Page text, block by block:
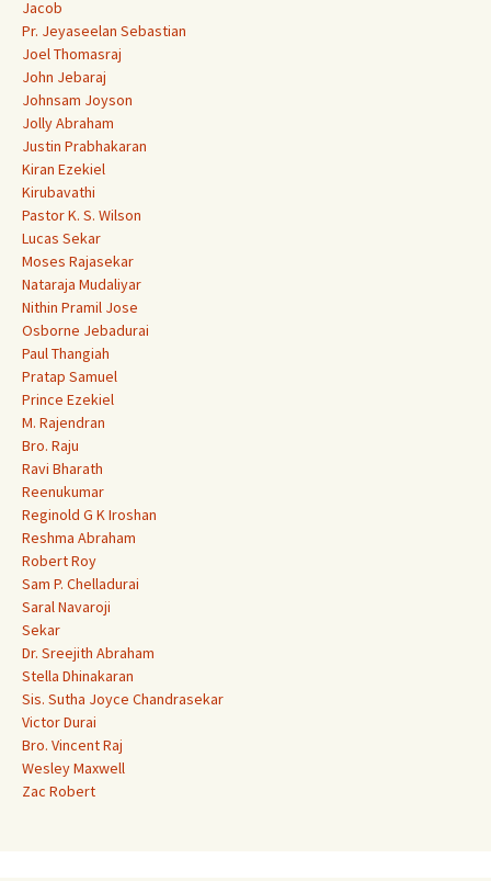
Jacob
Pr. Jeyaseelan Sebastian
Joel Thomasraj
John Jebaraj
Johnsam Joyson
Jolly Abraham
Justin Prabhakaran
Kiran Ezekiel
Kirubavathi
Pastor K. S. Wilson
Lucas Sekar
Moses Rajasekar
Nataraja Mudaliyar
Nithin Pramil Jose
Osborne Jebadurai
Paul Thangiah
Pratap Samuel
Prince Ezekiel
M. Rajendran
Bro. Raju
Ravi Bharath
Reenukumar
Reginold G K Iroshan
Reshma Abraham
Robert Roy
Sam P. Chelladurai
Saral Navaroji
Sekar
Dr. Sreejith Abraham
Stella Dhinakaran
Sis. Sutha Joyce Chandrasekar
Victor Durai
Bro. Vincent Raj
Wesley Maxwell
Zac Robert